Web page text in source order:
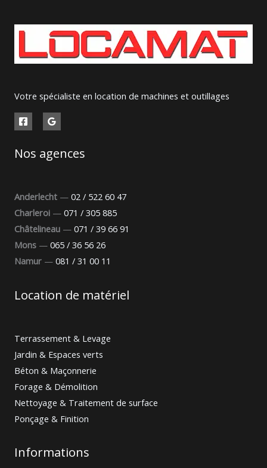
Votre spécialiste en location de machines et outillages
Nos agences
Anderlecht — 02 / 522 60 47
Charleroi — 071 / 305 885
Châtelineau — 071 / 39 66 91
Mons — 065 / 36 56 26
Namur — 081 / 31 00 11
Location de matériel
Terrassement & Levage
Jardin & Espaces verts
Béton & Maçonnerie
Forage & Démolition
Nettoyage & Traitement de surface
Ponçage & Finition
Informations